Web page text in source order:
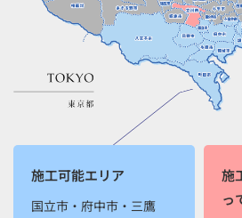
施工可能エリア
国立市・府中市・三鷹
施
っ